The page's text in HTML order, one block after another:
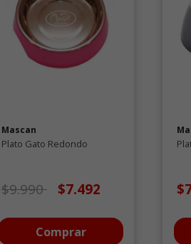
Mascan
Plato Gato Redondo
Precio de oferta desde
$9.990a $7.492
Comprar